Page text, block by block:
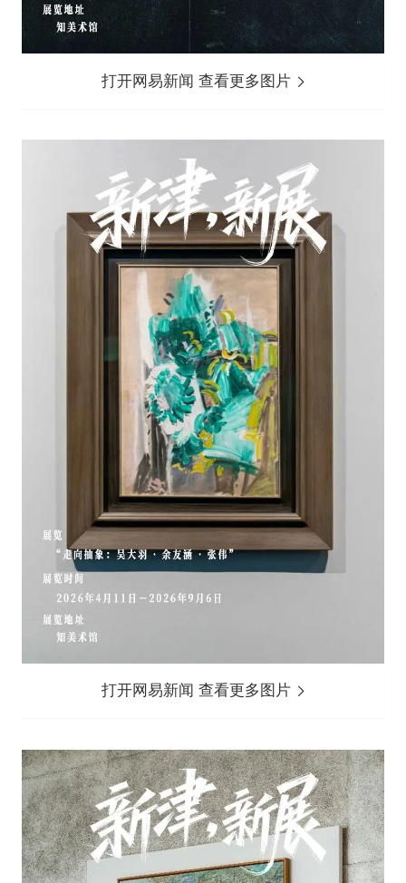
打开网易新闻 查看更多图片
打开网易新闻 查看更多图片